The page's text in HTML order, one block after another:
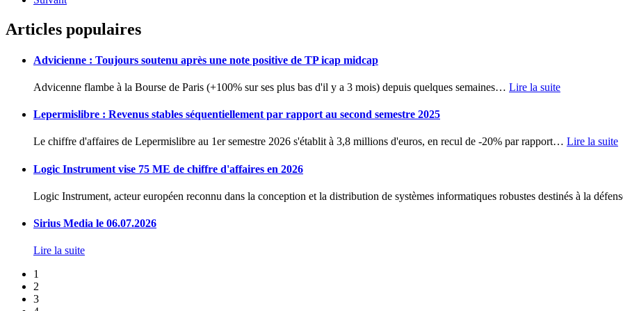
Articles populaires
Advicienne : Toujours soutenu après une note positive de TP icap midcap
Advicenne flambe à la Bourse de Paris (+100% sur ses plus bas d'il y a 3 mois) depuis quelques semaines… Lire la suite
Lepermislibre : Revenus stables séquentiellement par rapport au second semestre 2025
Le chiffre d'affaires de Lepermislibre au 1er semestre 2026 s'établit à 3,8 millions d'euros, en recul de -20% par rapport… Lire la suite
Logic Instrument vise 75 ME de chiffre d'affaires en 2026
Logic Instrument, acteur européen reconnu dans la conception et la distribution de systèmes informatiques robustes destinés à la
Sirius Media le 06.07.2026
Lire la suite
1
2
3